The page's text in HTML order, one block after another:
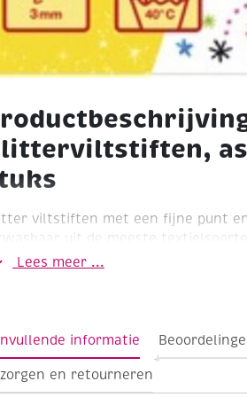
viltstiften met een fijne punt
uit de meeste
voor glinsterende hoogtepunten
Lees meer ...
informatie
en retourneren